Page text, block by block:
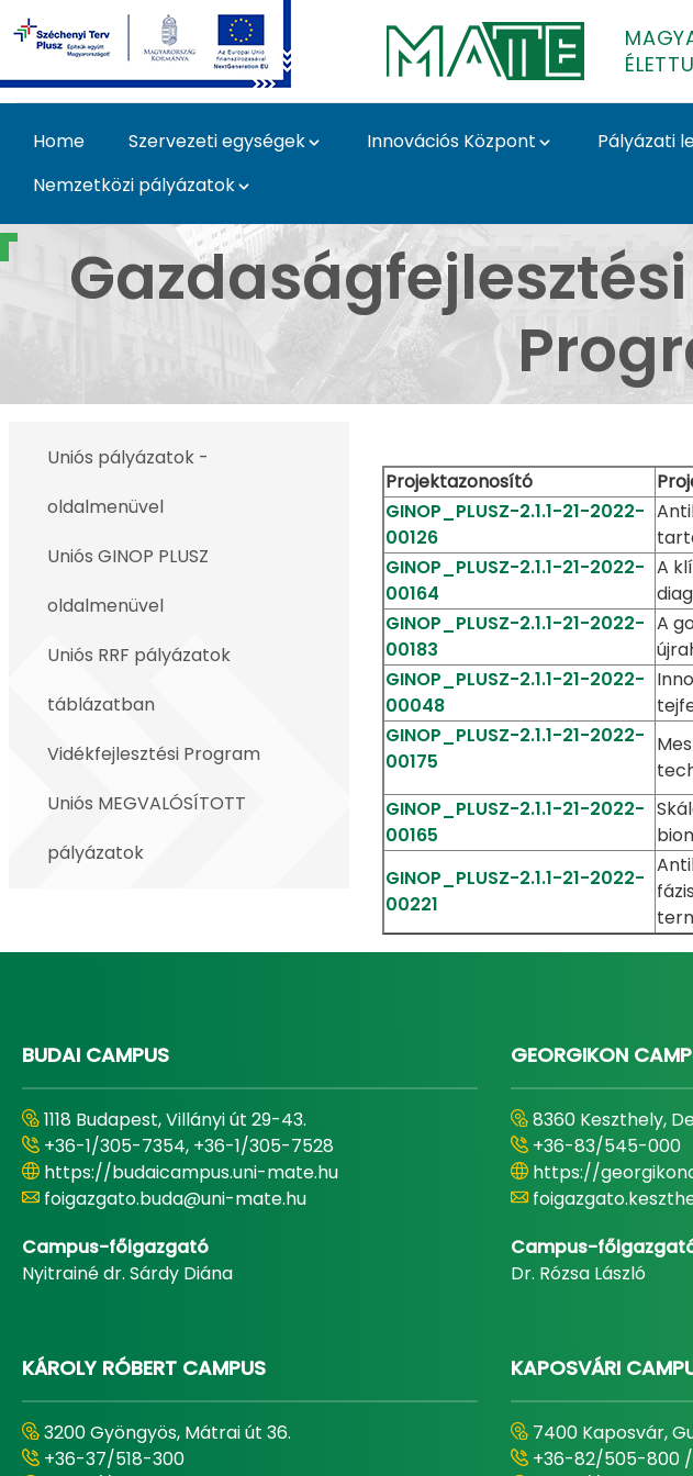
Skip to Main Content
Home Szervezeti egységek Innovációs Központ Pályázati
Nemzetközi pályázatok
Uniós GINOP PLUSZ
Uniós pályázatok -
oldalmenüvel
Uniós GINOP PLUSZ
oldalmenüvel
Uniós RRF pályázatok
táblázatban
Vidékfejlesztési Program
Uniós MEGVALÓSÍTOTT
pályázatok
Projektazonosító
GINOP_PLUSZ-2.1.1-21-2022-
00126
GINOP_PLUSZ-2.1.1-21-2022-
00164
A
GINOP_PLUSZ-2.1.1-21-2022-
00183
A
GINOP_PLUSZ-2.1.1-21-2022-
00048
GINOP_PLUSZ-2.1.1-21-2022-
00175
GINOP_PLUSZ-2.1.1-21-2022-
00165
GINOP_PLUSZ-2.1.1-21-2022-
00221
BUDAI CAMPUS
1118 Budapest, Villányi út 29-43.
+36-1/305-7354, +36-1/305-7528
https://budaicampus.uni-mate.hu
foigazgato.buda@uni-mate.hu
Campus-főigazgató
Nyitrainé dr. Sárdy Diána
GEORGIKON
8360 Keszthely,
+36-83/545-000
https://
Campus-
Dr. Rózsa László
KÁROLY RÓBERT CAMPUS
3200 Gyöngyös, Mátrai út 36.
+36-37/518-300
KAPOSVÁRI
7400 Kaposvár,
+36-82/505-800 /